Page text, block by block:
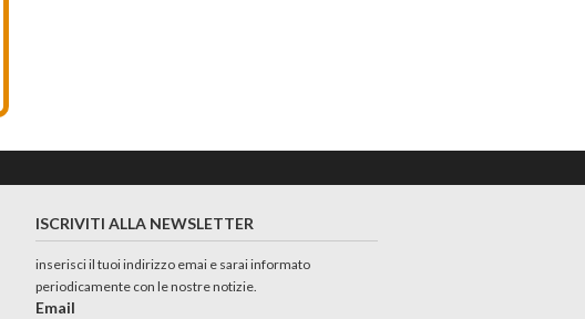
ISCRIVITI ALLA NEWSLETTER
inserisci il tuoi indirizzo emai e sarai informato
periodicamente con le nostre notizie.
Email